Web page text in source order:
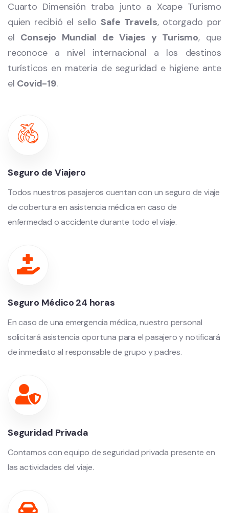
Cuarto Dimensión traba junto a Xcape Turismo
quien recibió el sello Safe Travels, otorgado por
el Consejo Mundial de Viajes y Turismo, que
reconoce a nivel internacional a los destinos
turísticos en materia de seguridad e higiene ante
el Covid-19.
Seguro de Viajero
Todos nuestros pasajeros cuentan con un seguro de viaje
de cobertura en asistencia médica en caso de
enfermedad o accidente durante todo el viaje.
Seguro Médico 24 horas
En caso de una emergencia médica, nuestro personal
solicitará asistencia oportuna para el pasajero y notificará
de inmediato al responsable de grupo y padres.
Seguridad Privada
Contamos con equipo de seguridad privada presente en
las actividades del viaje.